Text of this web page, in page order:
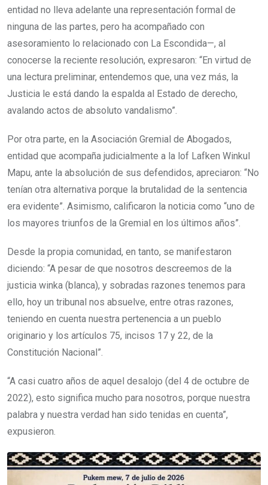
entidad no lleva adelante una representación formal de
ninguna de las partes, pero ha acompañado con
asesoramiento lo relacionado con La Escondida—, al
conocerse la reciente resolución, expresaron: “En virtud de
una lectura preliminar, entendemos que, una vez más, la
Justicia le está dando la espalda al Estado de derecho,
avalando actos de absoluto vandalismo”.
Por otra parte, en la Asociación Gremial de Abogados,
entidad que acompaña judicialmente a la lof Lafken Winkul
Mapu, ante la absolución de sus defendidos, apreciaron: “No
tenían otra alternativa porque la brutalidad de la sentencia
era evidente”. Asimismo, calificaron la noticia como “uno de
los mayores triunfos de la Gremial en los últimos años”.
Desde la propia comunidad, en tanto, se manifestaron
diciendo: “A pesar de que nosotros descreemos de la
justicia winka (blanca), y sobradas razones tenemos para
ello, hoy un tribunal nos absuelve, entre otras razones,
teniendo en cuenta nuestra pertenencia a un pueblo
originario y los artículos 75, incisos 17 y 22, de la
Constitución Nacional”.
“A casi cuatro años de aquel desalojo (del 4 de octubre de
2022), esto significa mucho para nosotros, porque nuestra
palabra y nuestra verdad han sido tenidas en cuenta”,
expusieron.